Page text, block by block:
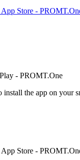
install the app on your